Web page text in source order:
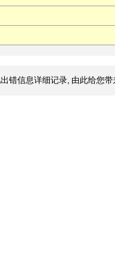
错信息详细记录, 由此给您